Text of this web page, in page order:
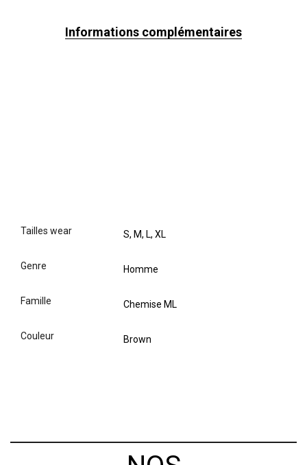
Informations complémentaires
tailles wear S, M, L, XL
genre Homme
famille Chemise ML
couleur Brown